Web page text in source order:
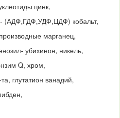
цинк,
(АДФ,ГДФ,УДФ,ЦДФ) кобальт,
марганец,
убихинон, никель,
Q, хром,
глутатион ванадий,